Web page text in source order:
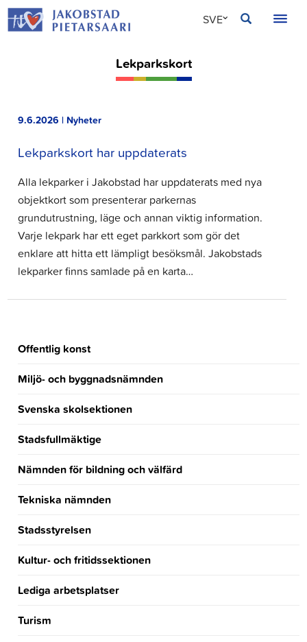
Hoppa
till
SVE
Lekparkskort
9.6.2026 | Nyheter
Lekparkskort har uppdaterats
Alla lekparker i Jakobstad har uppdaterats med nya
objektkort som presenterar parkernas
grundutrustning, läge och annan viktig information.
Varje lekpark har ett eget parkkort som gör det
enklare att hitta ett lämpligt besöksmål. Jakobstads
lekparker finns samlade på en karta…
Offentlig konst
Miljö- och byggnadsnämnden
Svenska skolsektionen
Stadsfullmäktige
Nämnden för bildning och välfärd
Tekniska nämnden
Stadsstyrelsen
Kultur- och fritidssektionen
Lediga arbetsplatser
Turism